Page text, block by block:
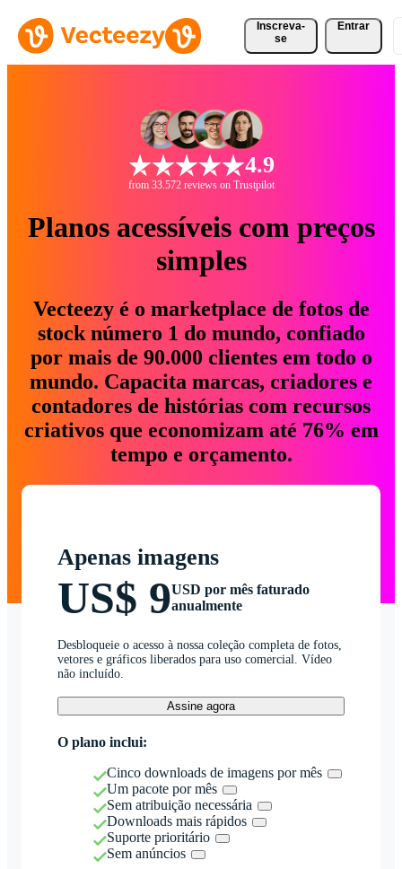
Inscreva-
se
Entrar
4.9
from 33.572 reviews on Trustpilot
Planos acessíveis com preços
simples
Vecteezy é o marketplace de fotos de
stock número 1 do mundo, confiado
por mais de 90.000 clientes em todo o
mundo. Capacita marcas, criadores e
contadores de histórias com recursos
criativos que economizam até 76% em
tempo e orçamento.
Apenas imagens
US$ 9USD por mês faturado
anualmente
Desbloqueie o acesso à nossa coleção completa de fotos,
vetores e gráficos liberados para uso comercial. Vídeo
não incluído.
Assine agora
O plano inclui:
Cinco downloads de imagens por mês
Um pacote por mês
Sem atribuição necessária
Downloads mais rápidos
Suporte prioritário
Sem anúncios